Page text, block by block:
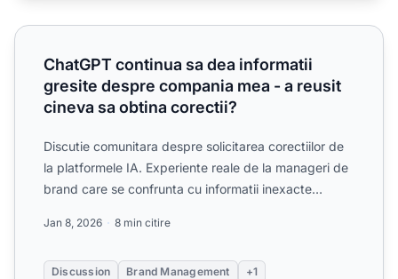
ChatGPT continua sa dea informatii gresite despre
ChatGPT continua sa dea informatii
gresite despre compania mea - a reusit
cineva sa obtina corectii?
Discutie comunitara despre solicitarea corectiilor de
la platformele IA. Experiente reale de la manageri de
brand care se confrunta cu informatii inexacte
Jan 8, 2026 8 min citire
Discussion Brand Management +1